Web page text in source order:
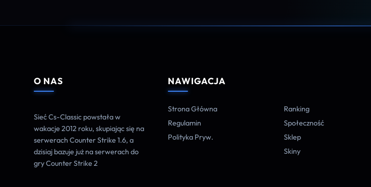
O NAS
Sieć Cs-Classic powstała w
wakacje 2012 roku, skupiając się na
serwerach Counter Strike 1.6, a
dzisiaj bazuje już na serwerach do
gry Counter Strike 2
NAWIGACJA
Strona Główna
Regulamin
Polityka Pryw.
Ranking
Społeczność
Sklep
Skiny